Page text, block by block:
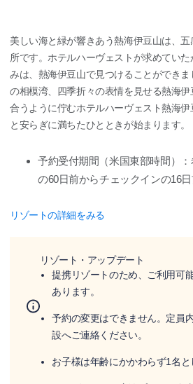
美しい海と緑が響きあう熱海伊豆山は、
所です。ホテルハーヴェストが求めてい
みは、熱海伊豆山で見つけることができ
の相模湾、四季折々の表情を見せる熱海
合うように佇むホテルハーヴェスト熱海
と安らぎに満ちたひとときが始まります。
予約受付期間（米国東部時間）
の60日前からチェックインの16
リゾートの詳細をみる
リゾート・アップデート
提携リゾートのため、ご利用可
あります。
予約の変更はできません。定員
設へご連絡ください。
お子様は年齢にかかわらず1名と